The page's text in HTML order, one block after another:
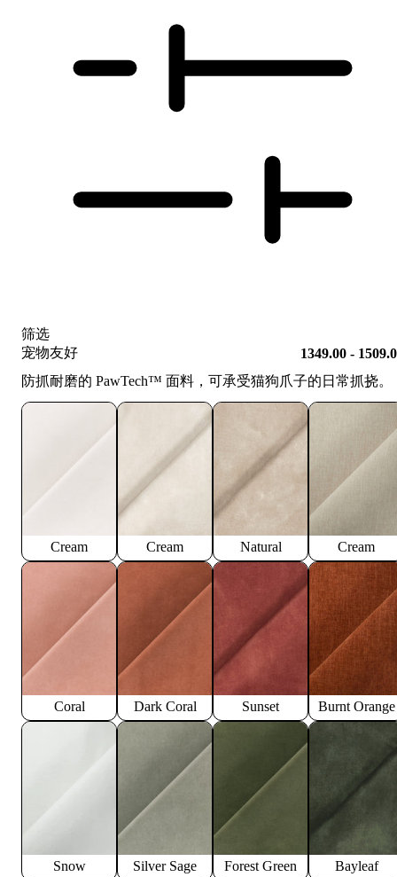
筛选
宠物友好
1349.00 -
防抓耐磨的 PawTech™️ 面料，可承受猫狗爪子的日常抓挠。
Cream Cream Natural Cream
Coral Dark Coral Sunset Burnt Orange
Snow Silver Sage Forest Green Bayleaf